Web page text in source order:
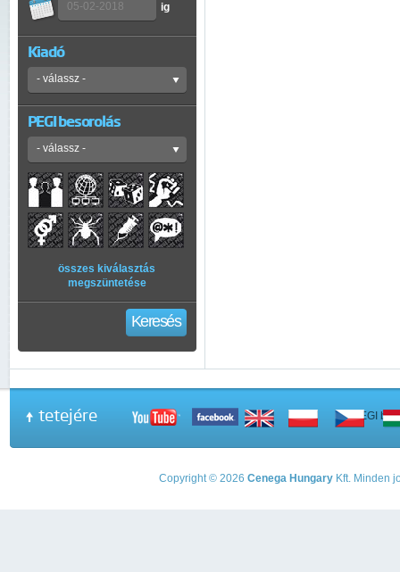
ig
Kiadó
PEGI besorolás
összes kiválasztás
megszüntetése
Keresés
tetejére A PEGI
Copyright © 2026 Cenega Hungary Kft. Minden